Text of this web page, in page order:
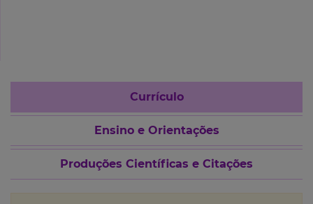
Currículo
Ensino e Orientações
Produções Científicas e Citações